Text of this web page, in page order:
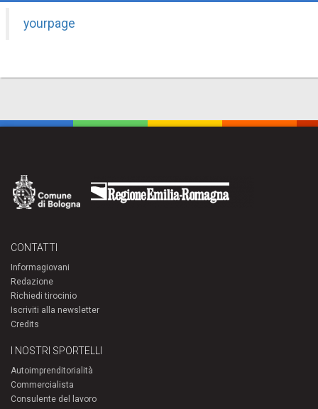
yourpage
CONTATTI
Informagiovani
Redazione
Richiedi tirocinio
Iscriviti alla newsletter
Credits
I NOSTRI SPORTELLI
Autoimprenditorialità
Commercialista
Consulente del lavoro